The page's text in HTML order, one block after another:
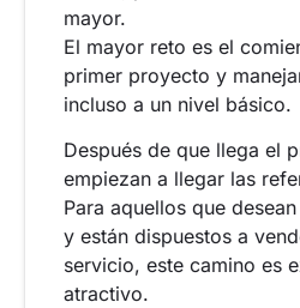
mayor.
El mayor reto es el
primer proyecto y
incluso a un nivel básico.
Después de que llega el
empiezan a llegar las
Para aquellos que
y están dispuestos a
servicio, este camino es
atractivo.